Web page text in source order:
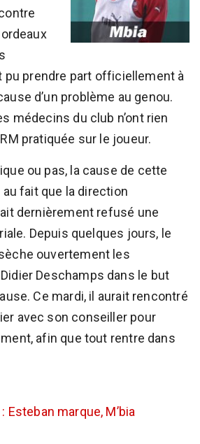
pu prendre part officiellement à
d’un problème au genou.
médecins du club n’ont rien
pratiquée sur le joueur.
ou pas, la cause de cette
fait que la direction
dernièrement refusé une
Depuis quelques jours, le
ouvertement les
Deschamps dans le but
Ce mardi, il aurait rencontré
avec son conseiller pour
afin que tout rentre dans
Esteban marque, M’bia